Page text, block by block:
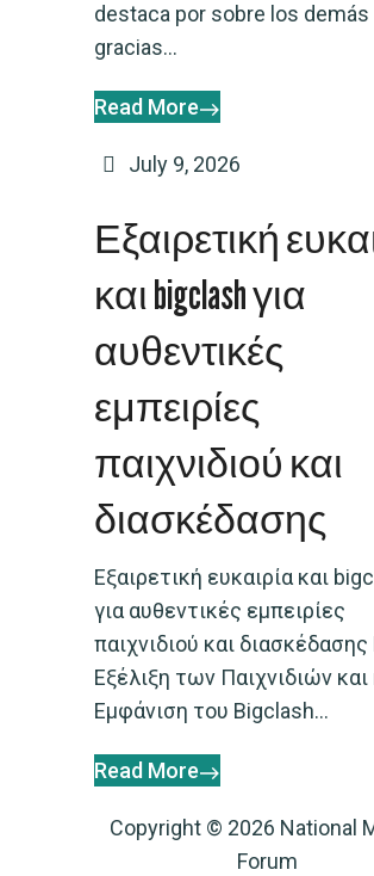
destaca por sobre los demás
gracias...
Read More
July 9, 2026
Εξαιρετική
και bigclash για
αυθεντικές
εμπειρίες
παιχνιδιού και
διασκέδασης
Εξαιρετική ευκαιρία και
για αυθεντικές εμπειρίες
παιχνιδιού και διασκέδασης
Εξέλιξη των Παιχνιδιών και
Εμφάνιση του Bigclash...
Read More
Copyright © 2026 National
Forum